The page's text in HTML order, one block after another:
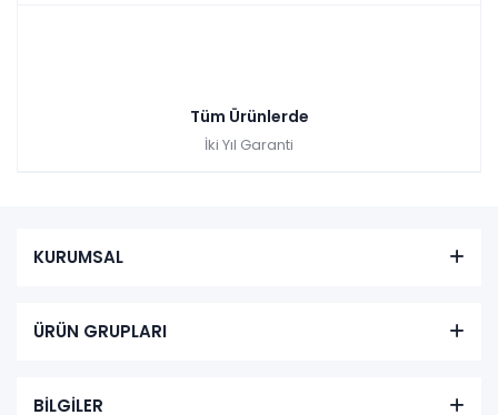
Tüm Ürünlerde
İki Yıl Garanti
KURUMSAL
ÜRÜN GRUPLARI
BİLGİLER